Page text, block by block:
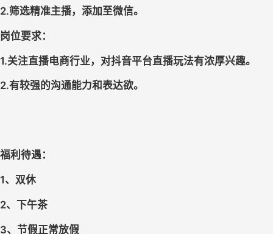
2.筛选精准主播，添加至微信。
岗位要求：
1.关注直播电商行业，对抖音平台直播玩法有浓厚兴趣。
2.有较强的沟通能力和表达欲。
福利待遇：
1、双休
2、下午茶
3、节假正常放假